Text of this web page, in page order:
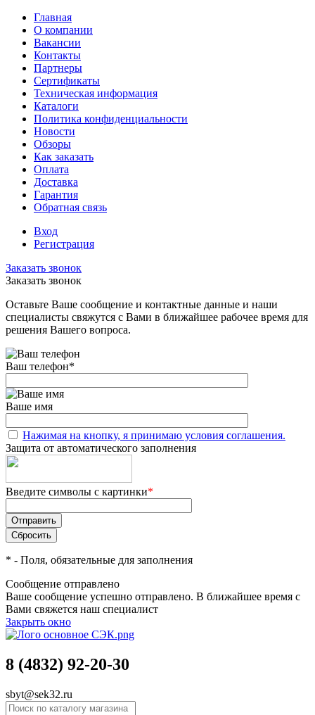
Главная
О компании
Вакансии
Контакты
Партнеры
Сертификаты
Техническая информация
Каталоги
Политика конфиденциальности
Новости
Обзоры
Как заказать
Оплата
Доставка
Гарантия
Обратная связь
Вход
Регистрация
Заказать звонок
Заказать звонок
Оставьте Ваше сообщение и контактные данные и наши
специалисты свяжутся с Вами в ближайшее рабочее время для
решения Вашего вопроса.
Ваш телефон*
Ваше имя
Нажимая на кнопку, я принимаю условия соглашения.
Защита от автоматического заполнения
Введите символы с картинки*
* - Поля, обязательные для заполнения
Сообщение отправлено
Ваше сообщение успешно отправлено. В ближайшее время с
Вами свяжется наш специалист
Закрыть окно
8 (4832) 92-20-30
sbyt@sek32.ru